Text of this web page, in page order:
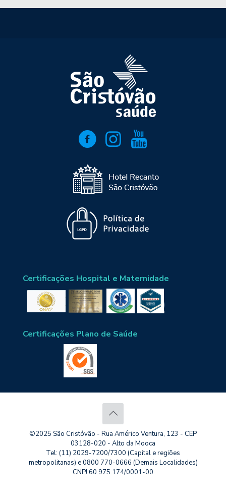
Certificações Hospital e Maternidade
Certificações Plano de Saúde
©2025 São Cristóvão - Rua Américo Ventura, 123 - CEP
03128-020 - Alto da Mooca
Tel: (11) 2029-7200/7300 (Capital e regiões
metropolitanas) e 0800 770-0666 (Demais Localidades)
CNPJ 60.975.174/0001-00